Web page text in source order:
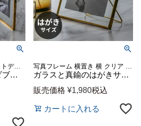
写真フレーム 見開き フォトディスプレイ ゴールド プレゼント
開いて飾れる2面のダブルフォトフレーム はがきサイズ対応 ガラスと真鍮製 約W25.5×H18cm [67053]
ガラスと真鍮のはがきサイズフォトフレーム 横置き 約W18×H13cm [67052]
販売価格 ¥1,980税込
カートに入れる